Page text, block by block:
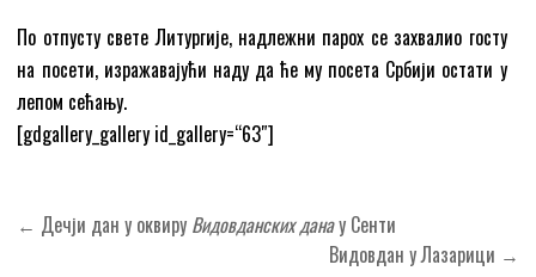
По отпусту свете Литургије, надлежни парох се захвалио госту
на посети, изражавајући наду да ће му посета Србији остати у
лепом сећању.
[gdgallery_gallery id_gallery=“63″]
Кретање
← Дечји дан у оквиру Видовданских данау Сенти
Видовдан у Лазарици →